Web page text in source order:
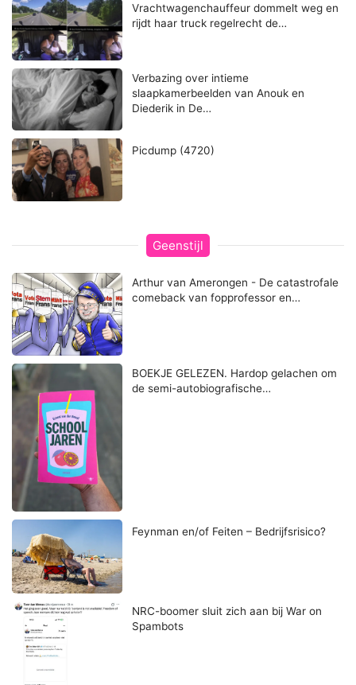
Vrachtwagenchauffeur dommelt weg en
rijdt haar truck regelrecht de…
Verbazing over intieme
slaapkamerbeelden van Anouk en
Diederik in De…
Picdump (4720)
Geenstijl
Arthur van Amerongen - De catastrofale
comeback van fopprofessor en…
BOEKJE GELEZEN. Hardop gelachen om
de semi-autobiografische…
Feynman en/of Feiten – Bedrijfsrisico?
NRC-boomer sluit zich aan bij War on
Spambots